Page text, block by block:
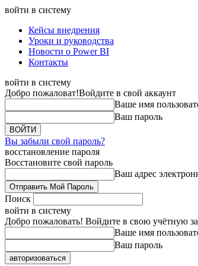
войти в систему
Кейсы внедрения
Уроки и руководства
Новости о Power BI
Контакты
войти в систему
Добро пожаловат!Войдите в свой аккаунт
Ваше имя
Ваш пароль
Вы забыли свой пароль?
восстановление пароля
Восстановите свой пароль
Ваш адрес
Поиск
войти в систему
Добро пожаловать! Войдите в свою учётную
Ваше имя
Ваш пароль